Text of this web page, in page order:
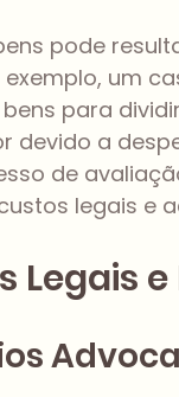
pode
exemplo, um
para
devido a
de
legais e
Legais